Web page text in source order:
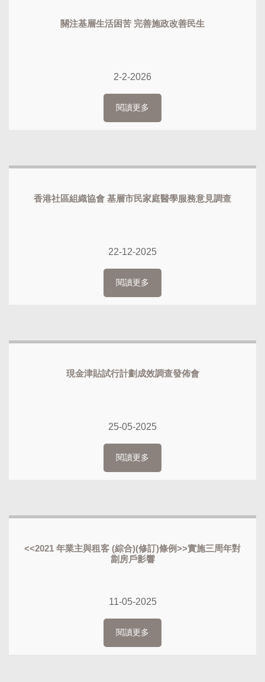
關注基層生活困苦 完善施政改善民生
2-2-2026
閱讀更多
香港社區組織協會 基層市民家庭醫學服務意見調查
22-12-2025
閱讀更多
現金津貼試行計劃成效調查發佈會
25-05-2025
閱讀更多
<<2021 年業主與租客 (綜合)(修訂)條例>>實施三周年對
劏房戶影響
11-05-2025
閱讀更多